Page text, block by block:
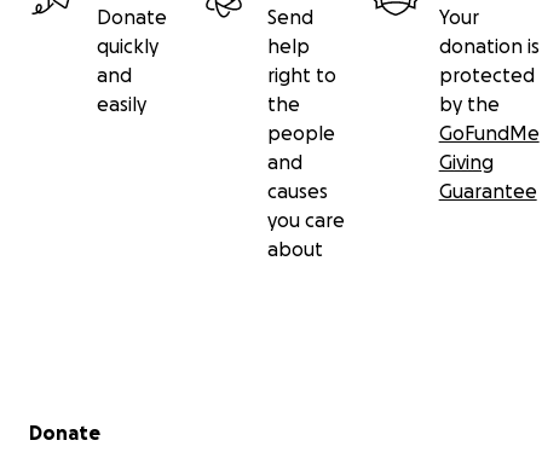
Donate
quickly
and
easily
Send
help
right to
the
people
and
causes
you care
about
Your
donation is
protected
by the
GoFundMe
Giving
Guarantee
Secondary menu
Donate